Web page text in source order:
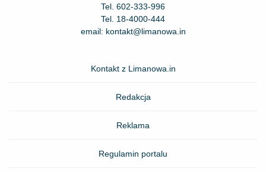
Tel. 602-333-996
Tel. 18-4000-444
email: kontakt@limanowa.in
Kontakt z Limanowa.in
Redakcja
Reklama
Regulamin portalu